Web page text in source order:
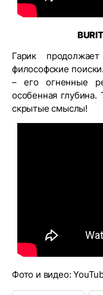
Гарик
философские
– его огненные
особенная
скрытые смыслы!
Фото и видео: